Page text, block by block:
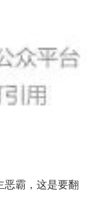
恶霸，这是要翻